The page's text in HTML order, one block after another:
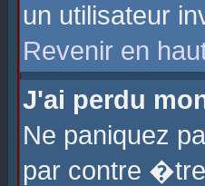
un utilisateur
Revenir en
J'ai perdu
Ne paniquez
par contre